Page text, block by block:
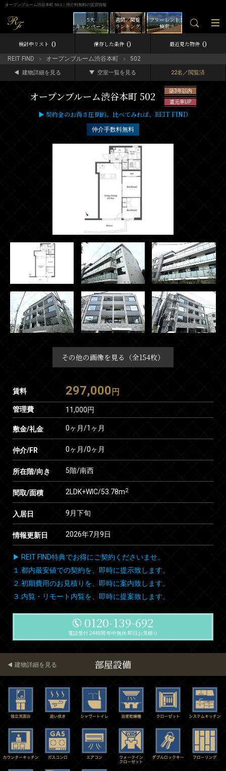
オープンブルーム渋谷本町 502｜仲介料無料の賃貸情報
フリーレント
検索
週間／閲覧
ランキング
5大
キャンペーン
検討中リスト 0 保存した条件 0 最近見た物件 0
REIT FIND オープンブルーム渋谷本町 502
建物詳細を見る 空室一覧を見る 22名／閲覧済
オープンブルーム渋谷本町 502
築3年以内
還元率UP
▶ 契約金のお得さ圧倒的。比べてみれば、REIT FIND
仲介手数料無料
その他の画像を見る（全154枚）
賃料 297,000 円
管理費 11,000円
敷金/礼金 0ヶ月/1ヶ月
仲介/FR 0ヶ月/0ヶ月
所在階/向き 5階/南西
間取/面積 2LDK+WIC/53.78m2
入居日 9月下旬
情報更新日 2026年7月9日
▶ REIT FIND特典でお得にご契約くださいませ。
１.都内最安値での契約を、即時に提示致します。
２.初期費用のお見積りを、即時に案内致します。
３.内覧・リモート内覧を、即時に提案致します。
0120-139-692
電話受付 24時間 年中無休 即日お見積り
部屋設備
建物詳細を見る